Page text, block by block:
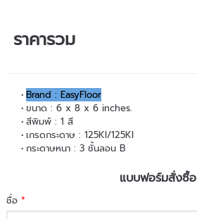
ราคารวม
Brand : EasyFloor
ขนาด : 6 x 8 x 6 inches.
สีพิมพ์ : 1 สี
เกรดกระดาษ : 125KI/125KI
กระดาษหนา : 3 ชั้นลอน B
แบบฟอร์มสั่งซื้อ
ชื่อ*